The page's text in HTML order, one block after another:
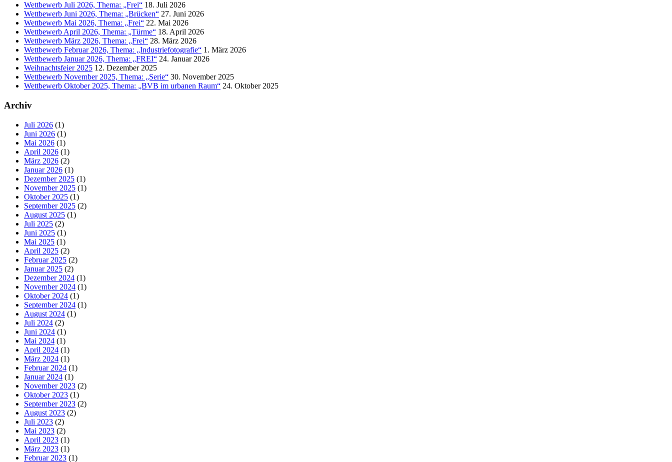
Wettbewerb Juli 2026, Thema: „Frei“ 18. Juli 2026
Wettbewerb Juni 2026, Thema: „Brücken“ 27. Juni 2026
Wettbewerb Mai 2026, Thema: „Frei“ 22. Mai 2026
Wettbewerb April 2026, Thema: „Türme“ 18. April 2026
Wettbewerb März 2026, Thema: „Frei“ 28. März 2026
Wettbewerb Februar 2026, Thema: „Industriefotografie“ 1. März 2026
Wettbewerb Januar 2026, Thema: „FREI“ 24. Januar 2026
Weihnachtsfeier 2025 12. Dezember 2025
Wettbewerb November 2025, Thema: „Serie“ 30. November 2025
Wettbewerb Oktober 2025, Thema: „BVB im urbanen Raum“ 24. Oktober 2025
Archiv
Juli 2026 (1)
Juni 2026 (1)
Mai 2026 (1)
April 2026 (1)
März 2026 (2)
Januar 2026 (1)
Dezember 2025 (1)
November 2025 (1)
Oktober 2025 (1)
September 2025 (2)
August 2025 (1)
Juli 2025 (2)
Juni 2025 (1)
Mai 2025 (1)
April 2025 (2)
Februar 2025 (2)
Januar 2025 (2)
Dezember 2024 (1)
November 2024 (1)
Oktober 2024 (1)
September 2024 (1)
August 2024 (1)
Juli 2024 (2)
Juni 2024 (1)
Mai 2024 (1)
April 2024 (1)
März 2024 (1)
Februar 2024 (1)
Januar 2024 (1)
November 2023 (2)
Oktober 2023 (1)
September 2023 (2)
August 2023 (2)
Juli 2023 (2)
Mai 2023 (2)
April 2023 (1)
März 2023 (1)
Februar 2023 (1)